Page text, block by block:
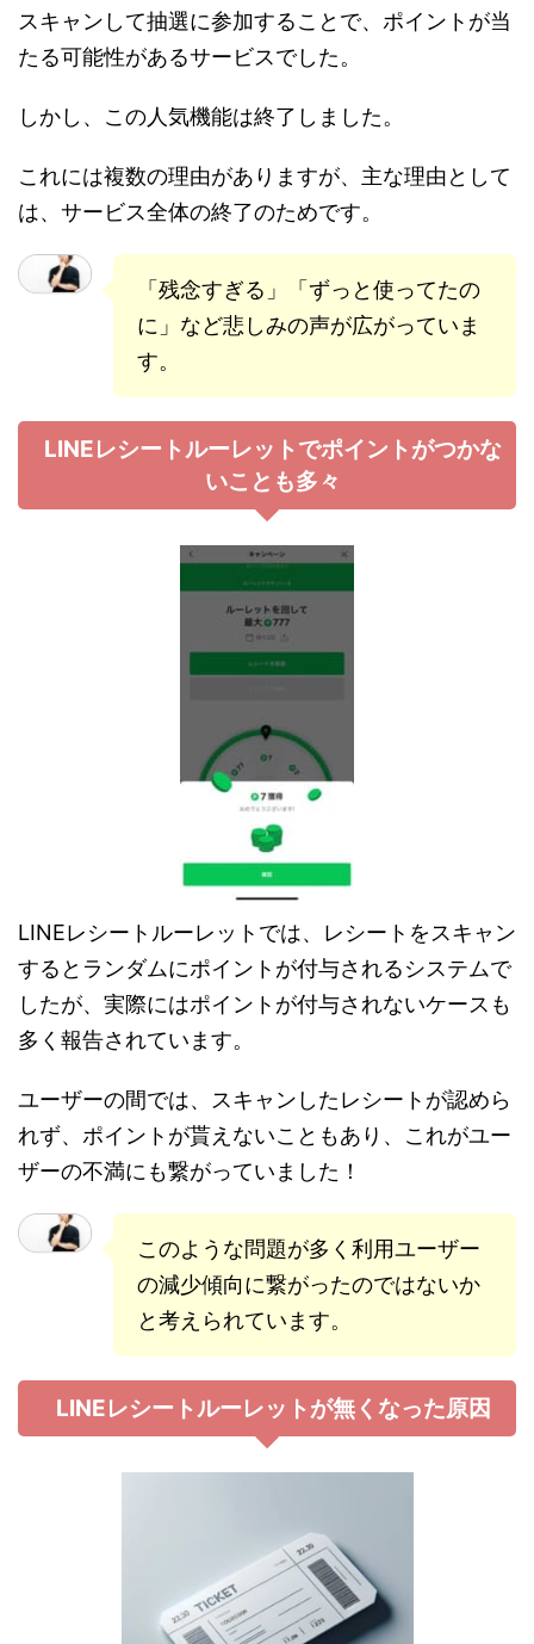
スキャンして抽選に参加することで、ポイントが当
たる可能性があるサービスでした。
しかし、この人気機能は終了しました。
これには複数の理由がありますが、主な理由として
は、サービス全体の終了のためです。
「残念すぎる」「ずっと使ってたの
に」など悲しみの声が広がっていま
す。
LINEレシートルーレットでポイントがつかな
いことも多々
LINEレシートルーレットでは、レシートをスキャン
するとランダムにポイントが付与されるシステムで
したが、実際にはポイントが付与されないケースも
多く報告されています。
ユーザーの間では、スキャンしたレシートが認めら
れず、ポイントが貰えないこともあり、これがユー
ザーの不満にも繋がっていました！
このような問題が多く利用ユーザー
の減少傾向に繋がったのではないか
と考えられています。
LINEレシートルーレットが無くなった原因